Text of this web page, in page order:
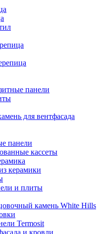
панели
для вентфасада
панели
кассеты
керамики
и плиты
камень White Hills
Termosit
и кровли